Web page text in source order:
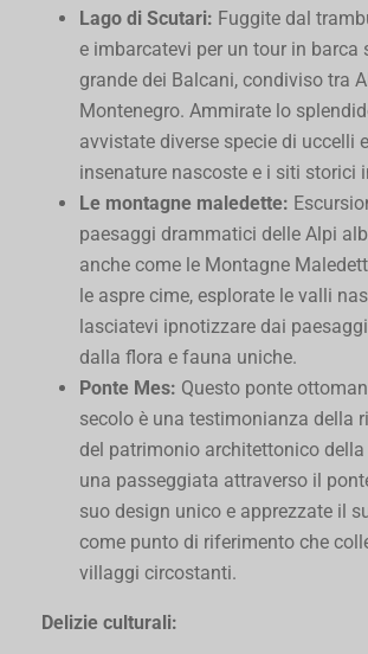
Lago di Scutari: Fuggite dal
e imbarcatevi per un tour in barca
grande dei Balcani, condiviso tra
Montenegro. Ammirate lo
avvistate diverse specie di uccelli
insenature nascoste e i siti storici
Le montagne maledette:
paesaggi drammatici delle Alpi
anche come le Montagne
le aspre cime, esplorate le valli
lasciatevi ipnotizzare dai
dalla flora e fauna uniche.
Ponte Mes: Questo ponte
secolo è una testimonianza della
del patrimonio architettonico della
una passeggiata attraverso il
suo design unico e apprezzate il
come punto di riferimento che
villaggi circostanti.
Delizie culturali: